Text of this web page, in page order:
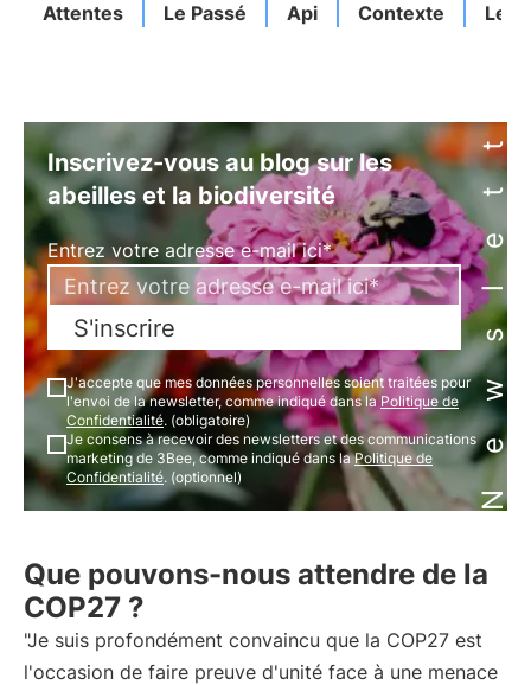
Attentes Le Passé Api Contexte Les
Newsletter
Inscrivez-vous au blog sur les
abeilles et la biodiversité
Entrez votre adresse e-mail ici*
S'inscrire
J'accepte que mes données personnelles soient traitées pour
l'envoi de la newsletter, comme indiqué dans laPolitique de
Confidentialité. (obligatoire)
Je consens à recevoir des newsletters et des communications
marketing de 3Bee, comme indiqué dans laPolitique de
Confidentialité. (optionnel)
Que pouvons-nous attendre de la
COP27 ?
"Je suis profondément convaincu que la COP27 est
l'occasion de faire preuve d'unité face à une menace